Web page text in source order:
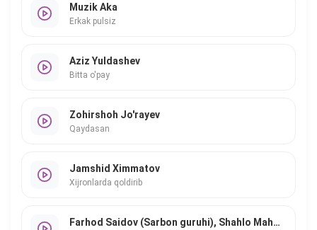
Muzik Aka
Erkak pulsiz
Aziz Yuldashev
Bitta o'pay
Zohirshoh Jo'rayev
Qaydasan
Jamshid Ximmatov
Xijronlarda qoldirib
Farhod Saidov (Sarbon guruhi), Shahlo Mahmudova